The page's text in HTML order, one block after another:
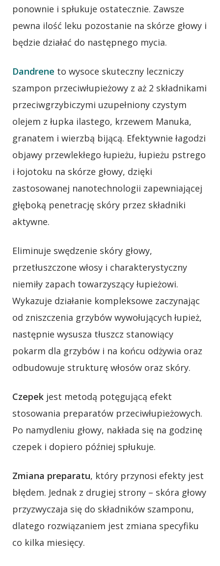
ponownie i spłukuje ostatecznie. Zawsze
pewna ilość leku pozostanie na skórze głowy i
będzie działać do następnego mycia.
Dandrene to wysoce skuteczny leczniczy
szampon przeciwłupieżowy z aż 2 składnikami
przeciwgrzybiczymi uzupełniony czystym
olejem z łupka ilastego, krzewem Manuka,
granatem i wierzbą bijącą. Efektywnie łagodzi
objawy przewlekłego łupieżu, łupieżu pstrego
i łojotoku na skórze głowy, dzięki
zastosowanej nanotechnologii zapewniającej
głęboką penetrację skóry przez składniki
aktywne.
Eliminuje swędzenie skóry głowy,
przetłuszczone włosy i charakterystyczny
niemiły zapach towarzyszący łupieżowi.
Wykazuje działanie kompleksowe zaczynając
od zniszczenia grzybów wywołujących łupież,
następnie wysusza tłuszcz stanowiący
pokarm dla grzybów i na końcu odżywia oraz
odbudowuje strukturę włosów oraz skóry.
Czepek jest metodą potęgującą efekt
stosowania preparatów przeciwłupieżowych.
Po namydleniu głowy, nakłada się na godzinę
czepek i dopiero później spłukuje.
Zmiana preparatu, który przynosi efekty jest
błędem. Jednak z drugiej strony – skóra głowy
przyzwyczaja się do składników szamponu,
dlatego rozwiązaniem jest zmiana specyfiku
co kilka miesięcy.